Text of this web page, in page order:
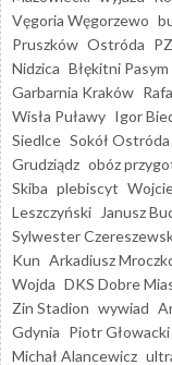
Vęgoria Węgorzewo
Pruszków Ostróda
Nidzica Błękitni Pasym
Garbarnia Kraków
Wisła Puławy Igor
Siedlce Sokół Ostróda
Grudziądz obóz
Skiba plebiscyt
Leszczyński
Janusz
Sylwester
Kun Arkadiusz
Wojda DKS Dobre
Zin Stadion wywiad
Gdynia Piotr Głowacki
Michał Alancewicz